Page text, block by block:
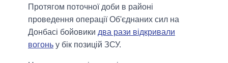
Протягом поточної доби в районі
проведення операції Об'єднаних сил на
Донбасі бойовики два рази відкривали
вогонь у бік позицій ЗСУ.